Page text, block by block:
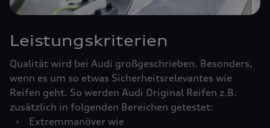
Leistungskriterien
Qualität wird bei Audi großgeschrieben. Besonders,
wenn es um so etwas Sicherheitsrelevantes wie
Reifen geht. So werden Audi Original Reifen z.B.
zusätzlich in folgenden Bereichen getestet:
›
Extremmanöver wie